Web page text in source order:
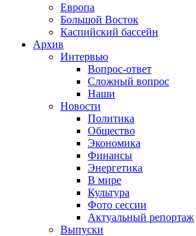
Европа
Большой Восток
Каспийский бассейн
Архив
Интервью
Вопрос-ответ
Сложный вопрос
Наши
Новости
Политика
Общество
Экономика
Финансы
Энергетика
В мире
Культура
Фото сессии
Актуальный репортаж
Выпуски